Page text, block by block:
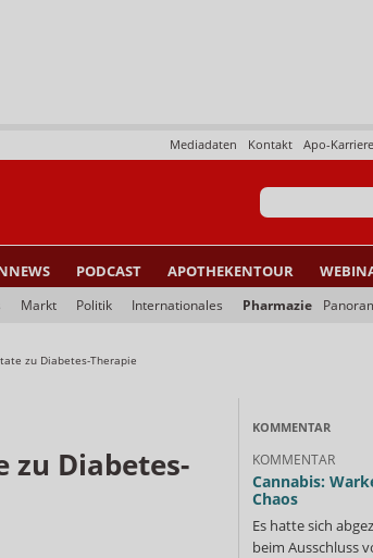
Apo-Karriere
Kontakt
Mediadaten
PODCAST APOTHEKENTOUR
Markt Politik Internationales Pharmazie
zu Diabetes-Therapie
zu Diabetes-
KOMMENTAR
KOMMENTAR
Cannabis:
Chaos
Es hatte sich
beim Ausschluss